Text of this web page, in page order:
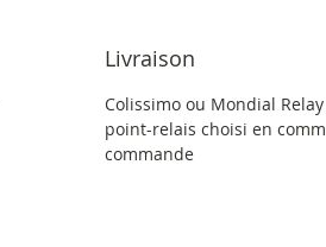
Livraison
Colissimo ou Mondial
point-relais choisi en
commande